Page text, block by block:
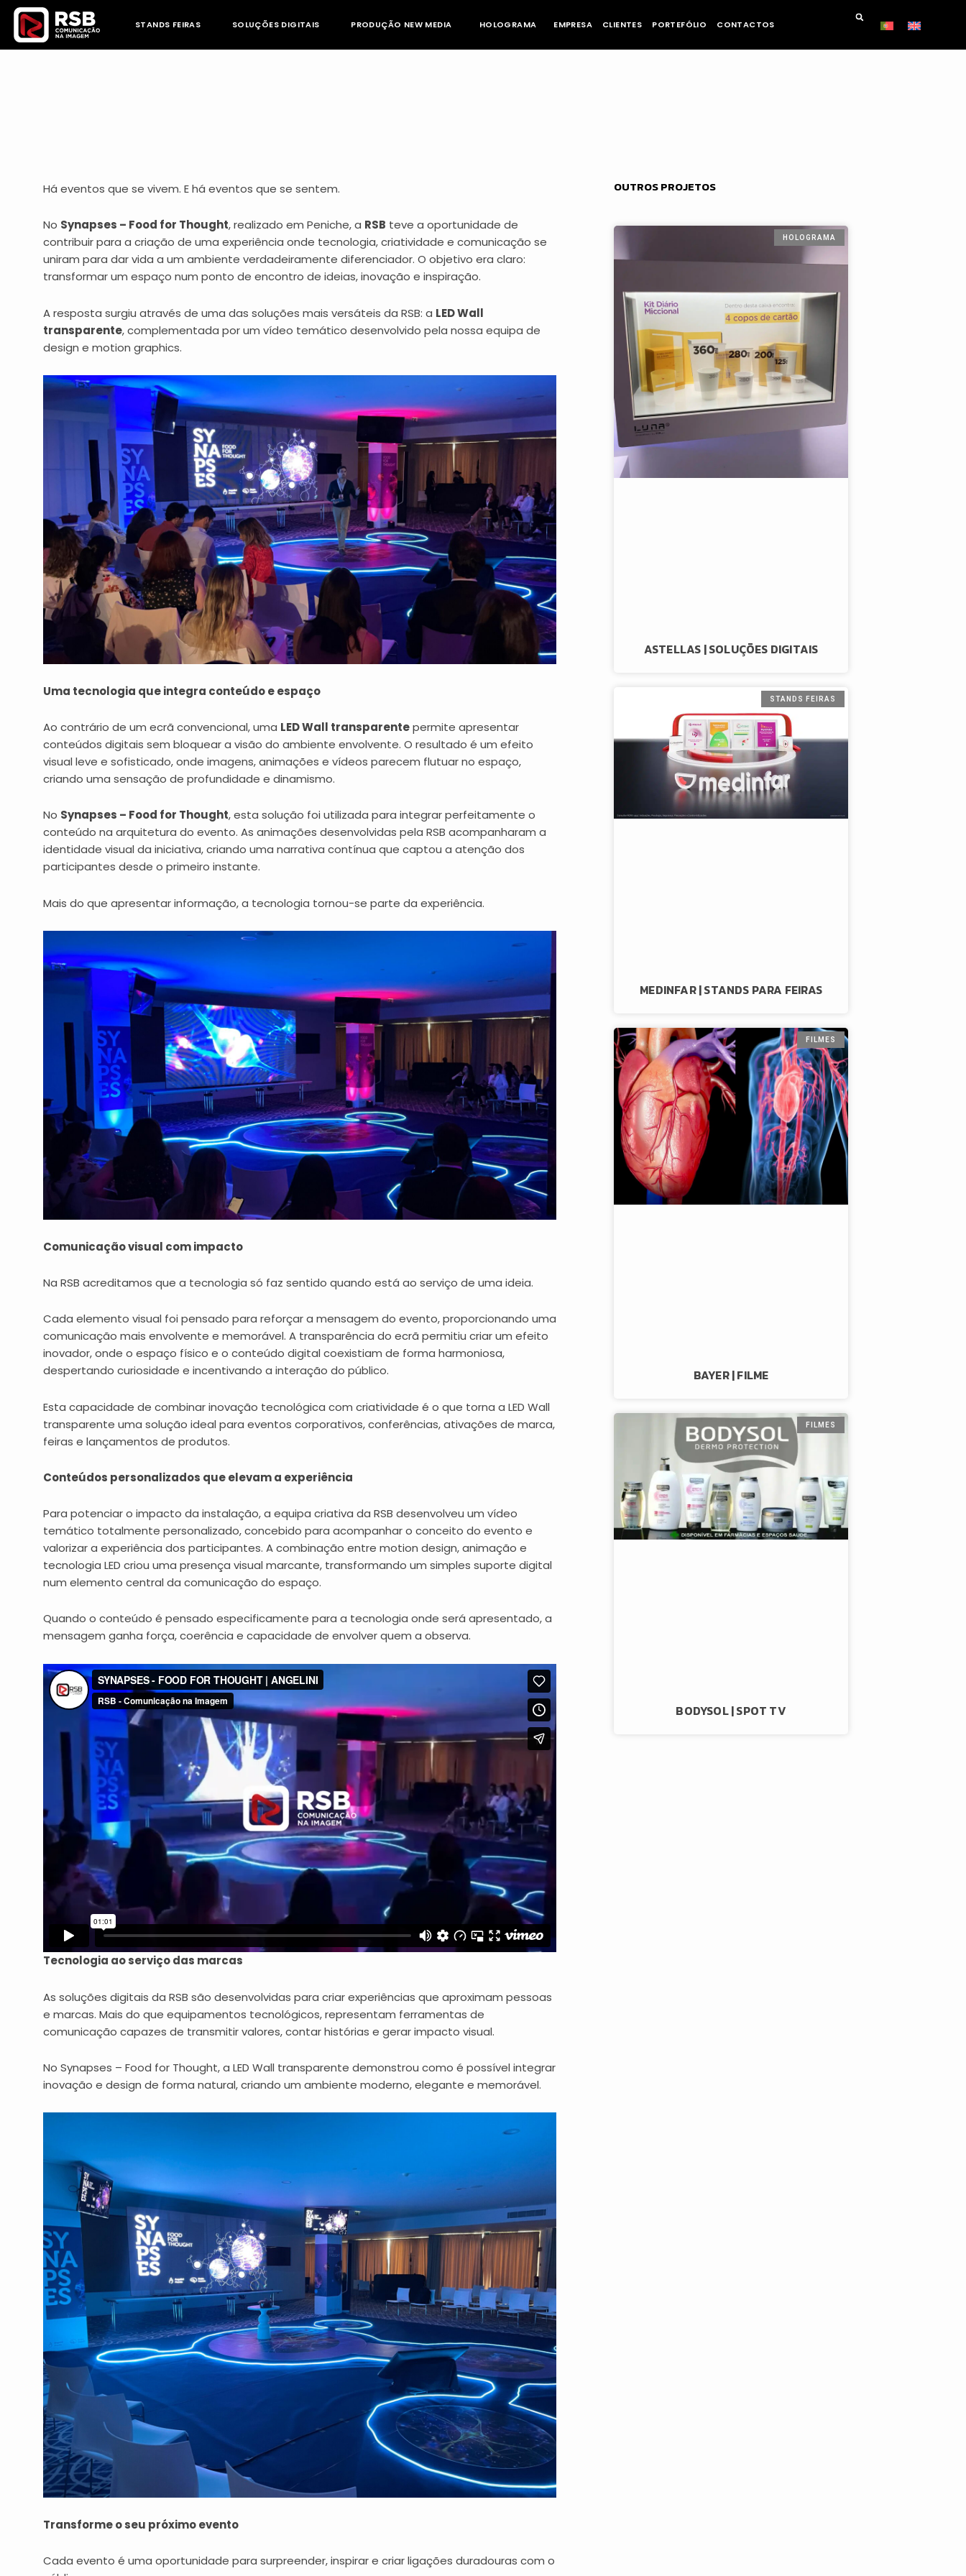
Skip
content
STANDS FEIRAS SOLUÇÕES DIGITAIS PRODUÇÃO NEW MEDIA HOLOGRAMA EMPRESA CLIENTES PORTEFÓLIO CONTACTOS
Há eventos que se vivem. E há eventos que se sentem.
No Synapses – Food for Thought, realizado em Peniche, a RSB teve a oportunidade de
contribuir para a criação de uma experiência onde tecnologia, criatividade e comunicação se
uniram para dar vida a um ambiente verdadeiramente diferenciador. O objetivo era claro:
transformar um espaço num ponto de encontro de ideias, inovação e inspiração.
A resposta surgiu através de uma das soluções mais versáteis da RSB: a LED Wall
transparente, complementada por um vídeo temático desenvolvido pela nossa equipa de
design e motion graphics.
Uma tecnologia que integra conteúdo e espaço
Ao contrário de um ecrã convencional, uma LED Wall transparentepermite apresentar
conteúdos digitais sem bloquear a visão do ambiente envolvente. O resultado é um efeito
visual leve e sofisticado, onde imagens, animações e vídeos parecem flutuar no espaço,
criando uma sensação de profundidade e dinamismo.
No Synapses – Food for Thought, esta solução foi utilizada para integrar perfeitamente o
conteúdo na arquitetura do evento. As animações desenvolvidas pela RSB acompanharam a
identidade visual da iniciativa, criando uma narrativa contínua que captou a atenção dos
participantes desde o primeiro instante.
Mais do que apresentar informação, a tecnologia tornou-se parte da experiência.
Comunicação visual com impacto
Na RSB acreditamos que a tecnologia só faz sentido quando está ao serviço de uma ideia.
Cada elemento visual foi pensado para reforçar a mensagem do evento, proporcionando uma
comunicação mais envolvente e memorável. A transparência do ecrã permitiu criar um efeito
inovador, onde o espaço físico e o conteúdo digital coexistiam de forma harmoniosa,
despertando curiosidade e incentivando a interação do público.
Esta capacidade de combinar inovação tecnológica com criatividade é o que torna a LED Wall
transparente uma solução ideal para eventos corporativos, conferências, ativações de marca,
feiras e lançamentos de produtos.
Conteúdos personalizados que elevam a experiência
Para potenciar o impacto da instalação, a equipa criativa da RSB desenvolveu um vídeo
temático totalmente personalizado, concebido para acompanhar o conceito do evento e
valorizar a experiência dos participantes. A combinação entre motion design, animação e
tecnologia LED criou uma presença visual marcante, transformando um simples suporte digital
num elemento central da comunicação do espaço.
Quando o conteúdo é pensado especificamente para a tecnologia onde será apresentado, a
mensagem ganha força, coerência e capacidade de envolver quem a observa.
Tecnologia ao serviço das marcas
As soluções digitais da RSB são desenvolvidas para criar experiências que aproximam pessoas
e marcas. Mais do que equipamentos tecnológicos, representam ferramentas de
comunicação capazes de transmitir valores, contar histórias e gerar impacto visual.
No Synapses – Food for Thought, a LED Wall transparente demonstrou como é possível integrar
inovação e design de forma natural, criando um ambiente moderno, elegante e memorável.
Transforme o seu próximo evento
Cada evento é uma oportunidade para surpreender, inspirar e criar ligações duradouras com o
OUTROS PROJETOS
HOLOGRAMA
ASTELLAS | SOLUÇÕES DIGITAIS
STANDS FEIRAS
MEDINFAR | STANDS PARA FEIRAS
FILMES
BAYER | FILME
FILMES
BODYSOL | SPOT TV